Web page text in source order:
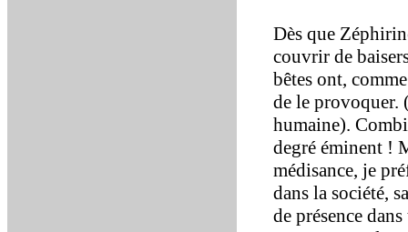
Dès que
couvrir de
bêtes ont,
de le provoquer.
humaine).
degré éminent !
médisance, je
dans la société,
de présence